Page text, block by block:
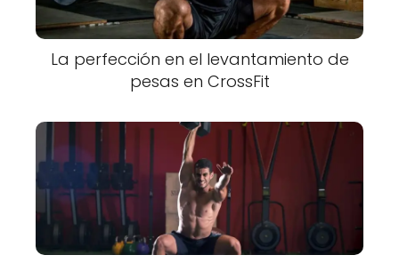
La perfección en el levantamiento de
pesas en CrossFit